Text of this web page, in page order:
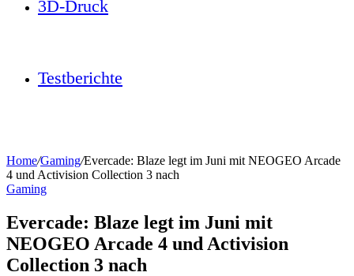
3D-Druck
Testberichte
Home/Gaming/Evercade: Blaze legt im Juni mit NEOGEO Arcade
4 und Activision Collection 3 nach
Gaming
Evercade: Blaze legt im Juni mit
NEOGEO Arcade 4 und Activision
Collection 3 nach